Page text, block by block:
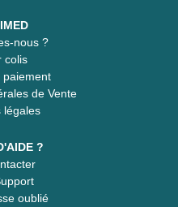
nous ?
colis
paiement
de Vente
légales
?
oublié